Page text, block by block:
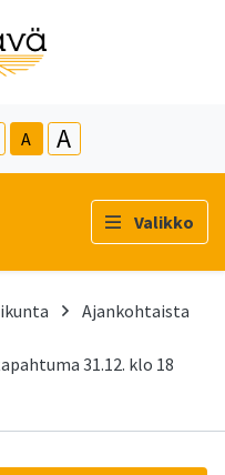
A A
Valikko
Ajankohtaista
31.12. klo 18